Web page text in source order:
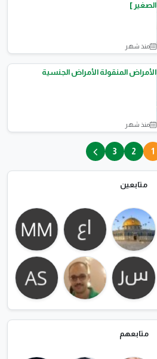
متابعين
متابعهم
الصغير ]
منذ شهر
الأمراض المنقولة الأمراض الجنسية
منذ شهر
1
2
3